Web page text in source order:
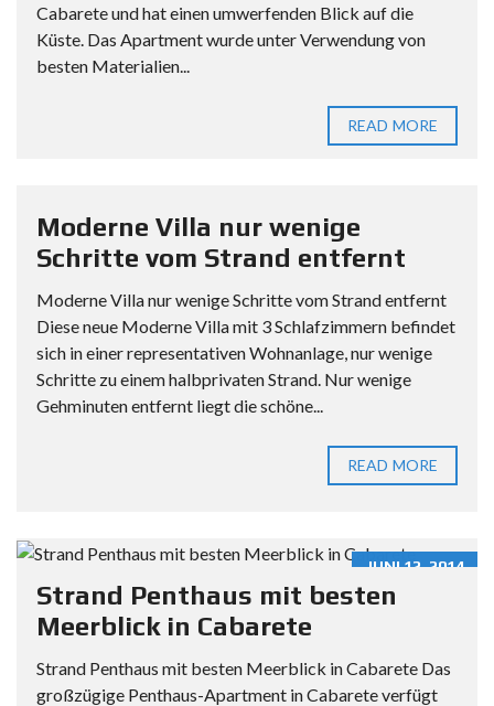
Cabarete und hat einen umwerfenden Blick auf die
Küste. Das Apartment wurde unter Verwendung von
besten Materialien...
READ MORE
Moderne Villa nur wenige
Schritte vom Strand entfernt
Moderne Villa nur wenige Schritte vom Strand entfernt
Diese neue Moderne Villa mit 3 Schlafzimmern befindet
sich in einer representativen Wohnanlage, nur wenige
Schritte zu einem halbprivaten Strand. Nur wenige
Gehminuten entfernt liegt die schöne...
READ MORE
JUNI 12, 2014
Strand Penthaus mit besten
Meerblick in Cabarete
Strand Penthaus mit besten Meerblick in Cabarete Das
großzügige Penthaus-Apartment in Cabarete verfügt